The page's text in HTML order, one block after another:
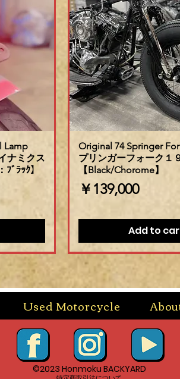
Lamp
ナミクス
ﾞﾗｯｸ】
Original 74 Springer
プリンガーフォーク１
【Black/Chorome】
価格
￥139,000
Add to
Used Motorcycle
©2023 Honmoku BACKYARD